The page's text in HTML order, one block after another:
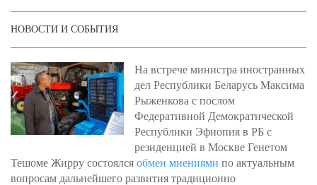
НОВОСТИ И СОБЫТИЯ
На встрече министра иностранных
дел Республики Беларусь Максима
Рыженкова с послом
Федеративной Демократической
Республики Эфиопия в РБ с
резиденцией в Москве Генетом
Тешоме Жирру состоялся обмен мнениями по актуальным
вопросам дальнейшего развития традиционно